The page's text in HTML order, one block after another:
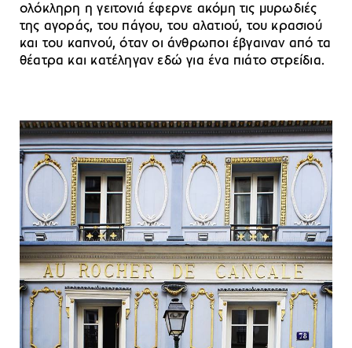
ολόκληρη η γειτονιά έφερνε ακόμη τις μυρωδιές
της αγοράς, του πάγου, του αλατιού, του κρασιού
και του καπνού, όταν οι άνθρωποι έβγαιναν από τα
θέατρα και κατέληγαν εδώ για ένα πιάτο στρείδια.